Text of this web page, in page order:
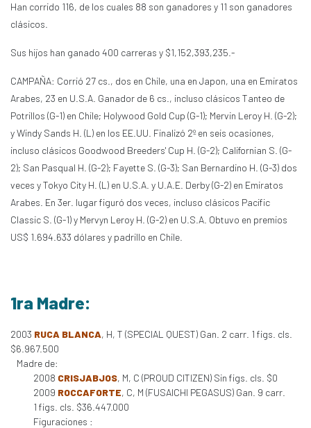
Han corrido 116, de los cuales 88 son ganadores y 11 son ganadores
clásicos.
Sus hijos han ganado 400 carreras y $1,152,393,235.-
CAMPAÑA: Corrió 27 cs., dos en Chile, una en Japon, una en Emiratos
Arabes, 23 en U.S.A. Ganador de 6 cs., incluso clásicos Tanteo de
Potrillos (G-1) en Chile; Holywood Gold Cup (G-1); Mervin Leroy H. (G-2);
y Windy Sands H. (L) en los EE.UU. Finalizó 2º en seis ocasiones,
incluso clásicos Goodwood Breeders' Cup H. (G-2); Californian S. (G-
2); San Pasqual H. (G-2); Fayette S. (G-3); San Bernardino H. (G-3) dos
veces y Tokyo City H. (L) en U.S.A. y U.A.E. Derby (G-2) en Emiratos
Arabes. En 3er. lugar figuró dos veces, incluso clásicos Pacific
Classic S. (G-1) y Mervyn Leroy H. (G-2) en U.S.A. Obtuvo en premios
US$ 1.694.633 dólares y padrillo en Chile.
1ra Madre:
2003 RUCA BLANCA, H, T (SPECIAL QUEST) Gan. 2 carr. 1 figs. cls.
$6.967.500
Madre de:
2008 CRISJABJOS, M, C (PROUD CITIZEN) Sin figs. cls. $0
2009 ROCCAFORTE, C, M (FUSAICHI PEGASUS) Gan. 9 carr.
1 figs. cls. $36.447.000
Figuraciones :